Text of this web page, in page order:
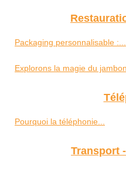
Packaging personnalisable :...
Explorons la magie du
Pourquoi la téléphonie...
Transport